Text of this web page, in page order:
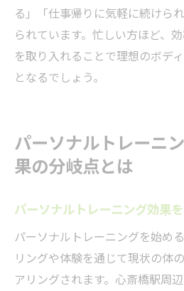
る」「仕事帰りに気軽に続けら
られています。忙しい方ほど、
を取り入れることで理想のボデ
となるでしょう。
パーソナルトレーニ
果の分岐点とは
パーソナルトレーニング効果
パーソナルトレーニングを始め
リングや体験を通じて現状の体
アリングされます。心斎橋駅周